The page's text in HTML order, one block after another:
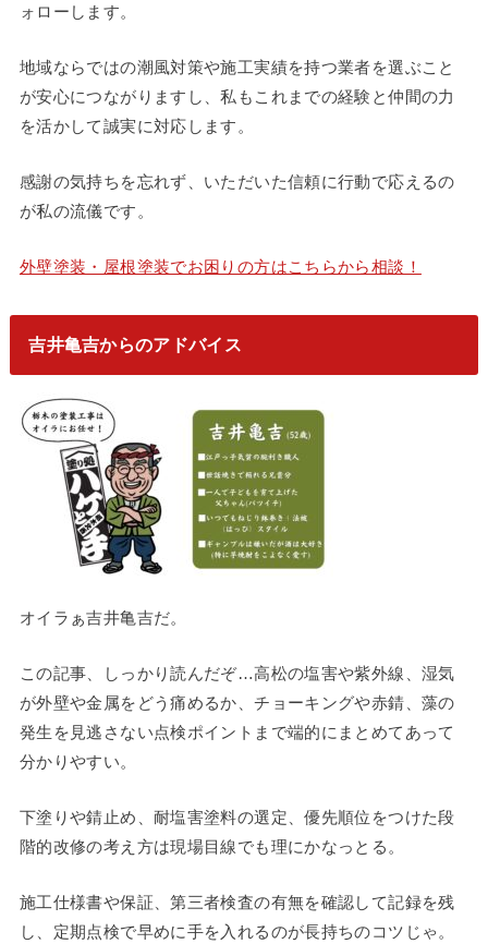
ォローします。
地域ならではの潮風対策や施工実績を持つ業者を選ぶこと
が安心につながりますし、私もこれまでの経験と仲間の力
を活かして誠実に対応します。
感謝の気持ちを忘れず、いただいた信頼に行動で応えるの
が私の流儀です。
外壁塗装・屋根塗装でお困りの方はこちらから相談！
吉井亀吉からのアドバイス
オイラぁ吉井亀吉だ。
この記事、しっかり読んだぞ…高松の塩害や紫外線、湿気
が外壁や金属をどう痛めるか、チョーキングや赤錆、藻の
発生を見逃さない点検ポイントまで端的にまとめてあって
分かりやすい。
下塗りや錆止め、耐塩害塗料の選定、優先順位をつけた段
階的改修の考え方は現場目線でも理にかなっとる。
施工仕様書や保証、第三者検査の有無を確認して記録を残
し、定期点検で早めに手を入れるのが長持ちのコツじゃ。